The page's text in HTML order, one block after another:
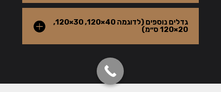
גדלים נוספים (לדוגמה 40×120, 30×120,
20×120 ס״מ)